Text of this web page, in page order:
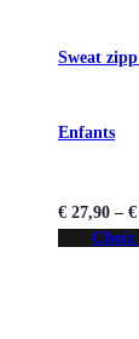
Sweat
Enfants
€ 27,90 – €
Choix